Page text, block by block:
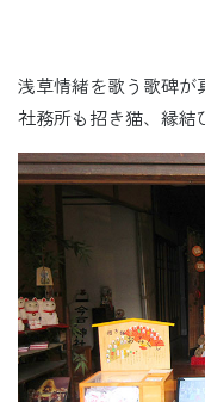
浅草情緒を歌う歌碑が
社務所も招き猫、縁結